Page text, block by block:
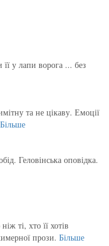
у лапи ворога ... без
та не цікаву. Емоції
Більше
Геловінська оповідка.
ті, хто її хотів
прози. Більше